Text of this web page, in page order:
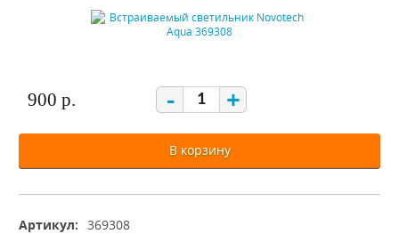
900 р. - +
В корзину
Артикул: 369308